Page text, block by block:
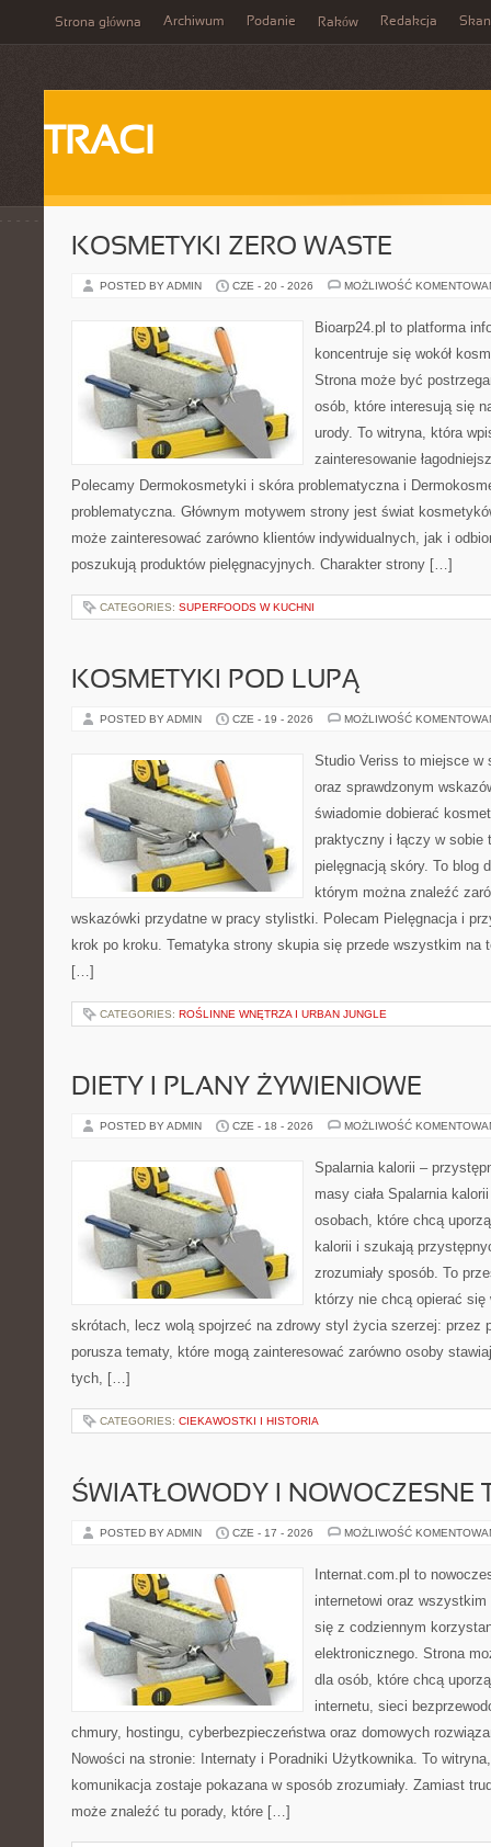
Strona główna Archiwum Podanie Raków Redakcja
TRACI
KOSMETYKI ZERO WASTE
POSTED BY ADMIN CZE - 20 - 2026 MOŻLIWOŚĆ
Bioarp24.pl to platforma
koncentruje się wokół
Strona może być
osób, które interesują się
urody. To witryna, która
zainteresowanie
Polecamy Dermokosmetyki i skóra problematyczna i
problematyczna. Głównym motywem strony jest świat
może zainteresować zarówno klientów indywidualnych, jak i
poszukują produktów pielęgnacyjnych. Charakter strony […]
CATEGORIES: SUPERFOODS W KUCHNI
KOSMETYKI POD LUPĄ
POSTED BY ADMIN CZE - 19 - 2026 MOŻLIWOŚĆ
Studio Veriss to miejsce w
oraz sprawdzonym
świadomie dobierać
praktyczny i łączy w sobie
pielęgnacją skóry. To blog
którym można znaleźć
wskazówki przydatne w pracy stylistki. Polecam Pielęgnacja i
krok po kroku. Tematyka strony skupia się przede wszystkim na
[…]
CATEGORIES: ROŚLINNE WNĘTRZA I URBAN JUNGLE
DIETY I PLANY ŻYWIENIOWE
POSTED BY ADMIN CZE - 18 - 2026 MOŻLIWOŚĆ
Spalarnia kalorii –
masy ciała Spalarnia
osobach, które chcą
kalorii i szukają
zrozumiały sposób. To
którzy nie chcą opierać się
skrótach, lecz wolą spojrzeć na zdrowy styl życia szerzej: przez
porusza tematy, które mogą zainteresować zarówno osoby
tych, […]
CATEGORIES: CIEKAWOSTKI I HISTORIA
ŚWIATŁOWODY I NOWOCZESNE
POSTED BY ADMIN CZE - 17 - 2026 MOŻLIWOŚĆ
Internat.com.pl to
internetowi oraz
się z codziennym
elektronicznego. Strona
dla osób, które chcą
internetu, sieci
chmury, hostingu, cyberbezpieczeństwa oraz domowych
Nowości na stronie: Internaty i Poradniki Użytkownika. To
komunikacja zostaje pokazana w sposób zrozumiały. Zamiast
może znaleźć tu porady, które […]